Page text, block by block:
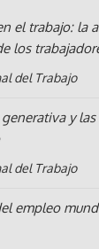
el trabajo: la
los
del Trabajo
y
del Trabajo
empleo